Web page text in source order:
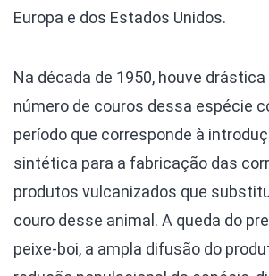
Europa e dos Estados Unidos.
Na década de 1950, houve
número de couros dessa espécie
período que corresponde à
sintética para a fabricação das
produtos vulcanizados que
couro desse animal. A queda do
peixe-boi, a ampla difusão do